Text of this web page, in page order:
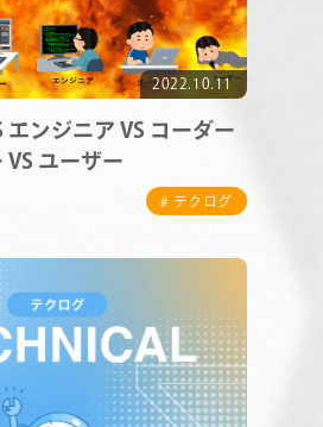
2022.10.11
エンジニア VS コーダー
VS ユーザー
# テクログ